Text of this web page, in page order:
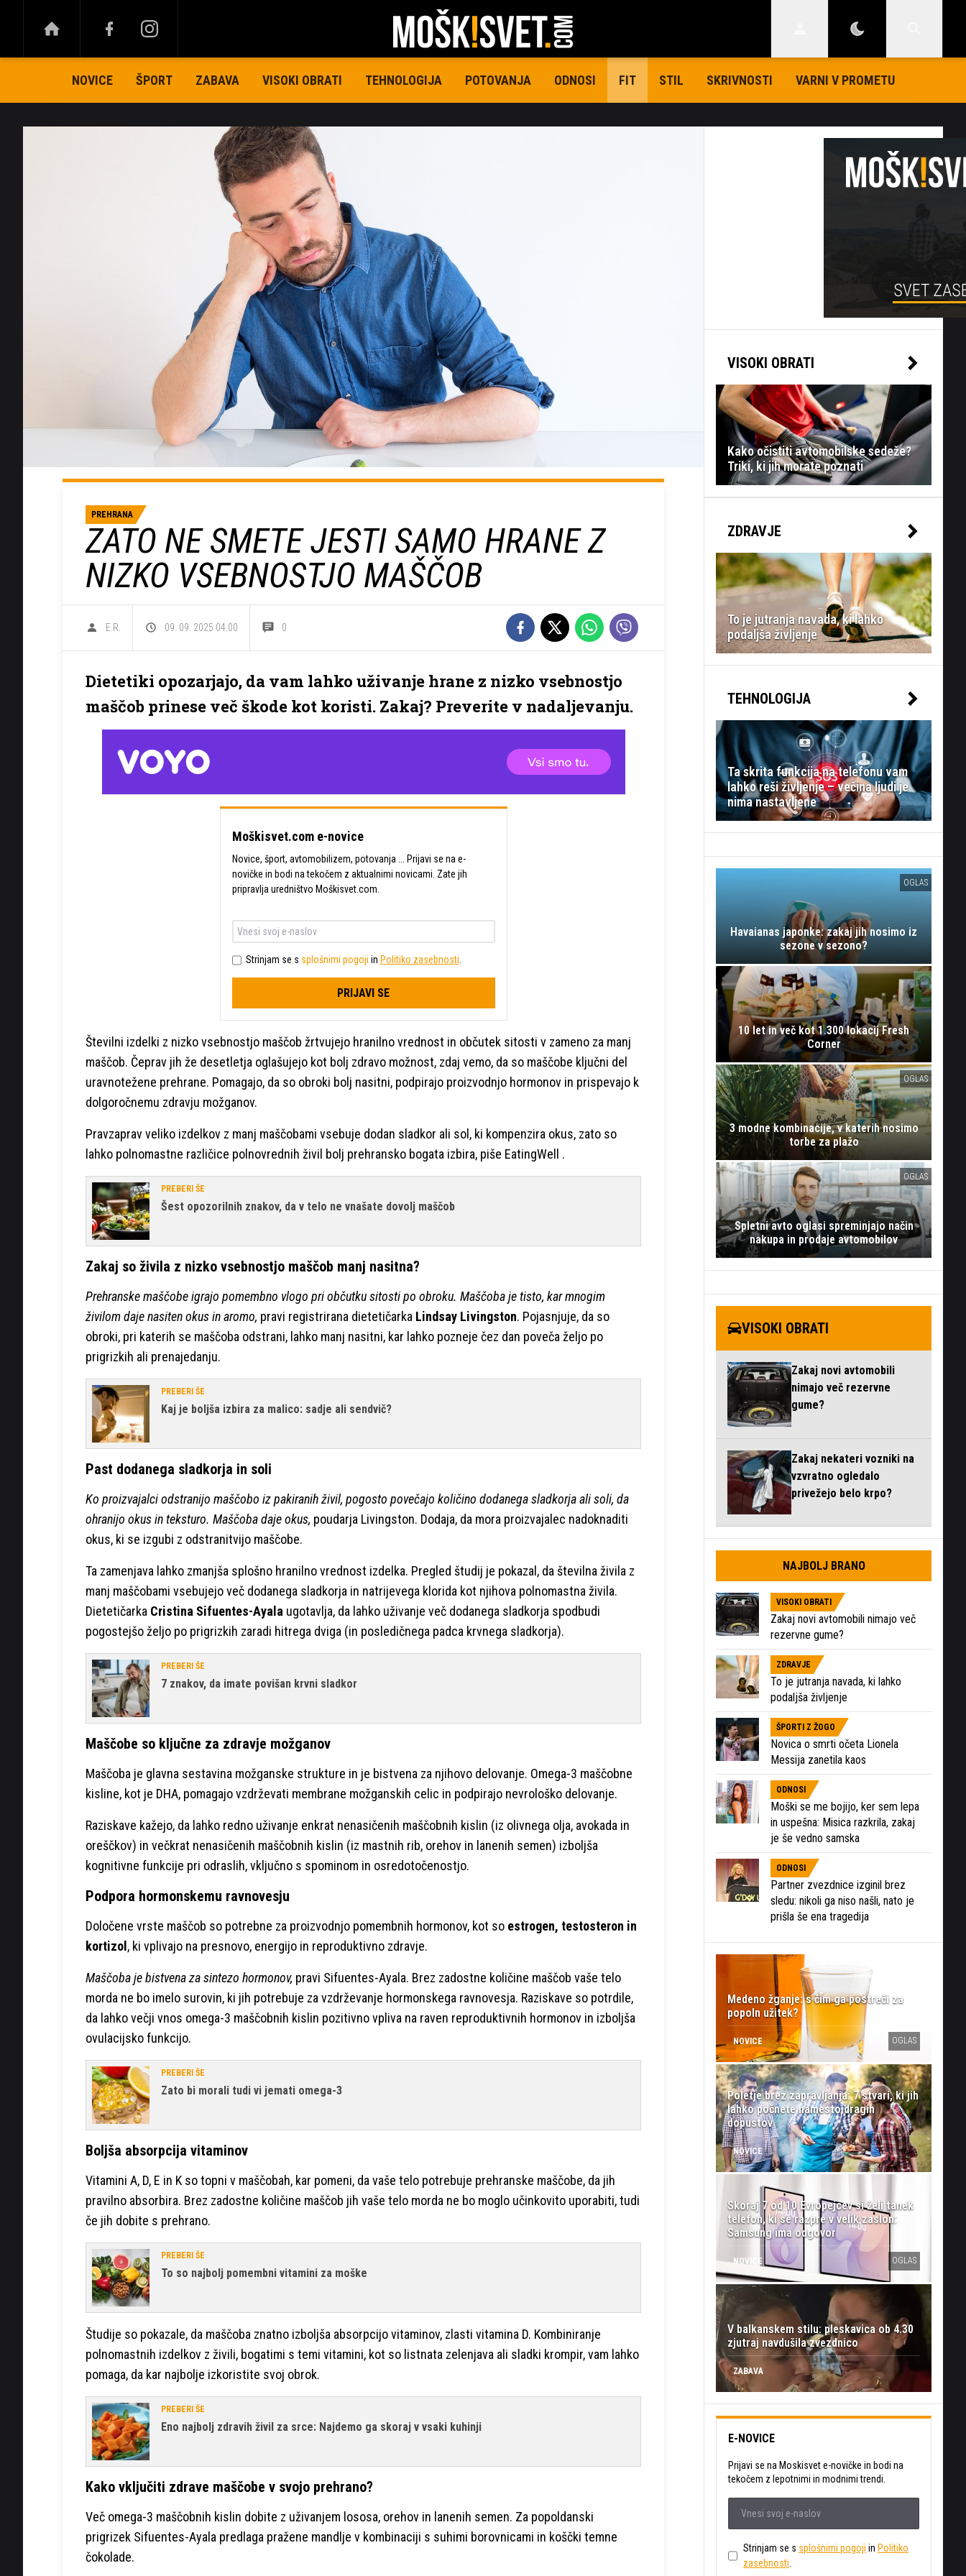
NOVICE ŠPORT ZABAVA VISOKI OBRATI TEHNOLOGIJA POTOVANJA ODNOSI FIT STIL SKRIVNOSTI VARNI V PROMETU
PREHRANA
ZATO NE SMETE JESTI SAMO HRANE Z
NIZKO VSEBNOSTJO MAŠČOB
E.R. 09. 09. 2025 04.00 0
Dietetiki opozarjajo, da vam lahko uživanje hrane z nizko vsebnostjo
maščob prinese več škode kot koristi. Zakaj? Preverite v nadaljevanju.
Moškisvet.com e-novice
Novice, šport, avtomobilizem, potovanja ... Prijavi se na e-
novičke in bodi na tekočem z aktualnimi novicami. Zate jih
pripravlja uredništvo Moškisvet.com.
Strinjam se s splošnimi pogoji in Politiko zasebnosti
PRIJAVI SE
Številni izdelki z nizko vsebnostjo maščob žrtvujejo hranilno vrednost in občutek sitosti v zameno za manj
maščob. Čeprav jih že desetletja oglašujejo kot bolj zdravo možnost, zdaj vemo, da so maščobe ključni del
uravnotežene prehrane. Pomagajo, da so obroki bolj nasitni, podpirajo proizvodnjo hormonov in prispevajo k
dolgoročnemu zdravju možganov.
Pravzaprav veliko izdelkov z manj maščobami vsebuje dodan sladkor ali sol, ki kompenzira okus, zato so
lahko polnomastne različice polnovrednih živil bolj prehransko bogata izbira, piše EatingWell .
PREBERI ŠE
Šest opozorilnih znakov, da v telo ne vnašate dovolj maščob
Zakaj so živila z nizko vsebnostjo maščob manj nasitna?
Prehranske maščobe igrajo pomembno vlogo pri občutku sitosti po obroku. Maščoba je tisto, kar mnogim
živilom daje nasiten okus in aromo, pravi registrirana dietetičarka Lindsay Livingston. Pojasnjuje, da so
obroki, pri katerih se maščoba odstrani, lahko manj nasitni, kar lahko pozneje čez dan poveča željo po
prigrizkih ali prenajedanju.
PREBERI ŠE
Kaj je boljša izbira za malico: sadje ali sendvič?
Past dodanega sladkorja in soli
Ko proizvajalci odstranijo maščobo iz pakiranih živil, pogosto povečajo količino dodanega sladkorja ali soli, da
ohranijo okus in teksturo. Maščoba daje okus, poudarja Livingston. Dodaja, da mora proizvajalec nadoknaditi
okus, ki se izgubi z odstranitvijo maščobe.
Ta zamenjava lahko zmanjša splošno hranilno vrednost izdelka. Pregled študij je pokazal, da številna živila z
manj maščobami vsebujejo več dodanega sladkorja in natrijevega klorida kot njihova polnomastna živila.
Dietetičarka Cristina Sifuentes-Ayala ugotavlja, da lahko uživanje več dodanega sladkorja spodbudi
pogostejšo željo po prigrizkih zaradi hitrega dviga (in posledičnega padca krvnega sladkorja).
PREBERI ŠE
7 znakov, da imate povišan krvni sladkor
Maščobe so ključne za zdravje možganov
Maščoba je glavna sestavina možganske strukture in je bistvena za njihovo delovanje. Omega-3 maščobne
kisline, kot je DHA, pomagajo vzdrževati membrane možganskih celic in podpirajo nevrološko delovanje.
Raziskave kažejo, da lahko redno uživanje enkrat nenasičenih maščobnih kislin (iz olivnega olja, avokada in
oreščkov) in večkrat nenasičenih maščobnih kislin (iz mastnih rib, orehov in lanenih semen) izboljša
kognitivne funkcije pri odraslih, vključno s spominom in osredotočenostjo.
Podpora hormonskemu ravnovesju
Določene vrste maščob so potrebne za proizvodnjo pomembnih hormonov, kot so estrogen, testosteron in
kortizol, ki vplivajo na presnovo, energijo in reproduktivno zdravje.
Maščoba je bistvena za sintezo hormonov, pravi Sifuentes-Ayala. Brez zadostne količine maščob vaše telo
morda ne bo imelo surovin, ki jih potrebuje za vzdrževanje hormonskega ravnovesja. Raziskave so potrdile,
da lahko večji vnos omega-3 maščobnih kislin pozitivno vpliva na raven reproduktivnih hormonov in izboljša
ovulacijsko funkcijo.
PREBERI ŠE
Zato bi morali tudi vi jemati omega-3
Boljša absorpcija vitaminov
Vitamini A, D, E in K so topni v maščobah, kar pomeni, da vaše telo potrebuje prehranske maščobe, da jih
pravilno absorbira. Brez zadostne količine maščob jih vaše telo morda ne bo moglo učinkovito uporabiti, tudi
če jih dobite s prehrano.
PREBERI ŠE
To so najbolj pomembni vitamini za moške
Študije so pokazale, da maščoba znatno izboljša absorpcijo vitaminov, zlasti vitamina D. Kombiniranje
polnomastnih izdelkov z živili, bogatimi s temi vitamini, kot so listnata zelenjava ali sladki krompir, vam lahko
pomaga, da kar najbolje izkoristite svoj obrok.
PREBERI ŠE
Eno najbolj zdravih živil za srce: Najdemo ga skoraj v vsaki kuhinji
Kako vključiti zdrave maščobe v svojo prehrano?
Več omega-3 maščobnih kislin dobite z uživanjem lososa, orehov in lanenih semen. Za popoldanski
prigrizek Sifuentes-Ayala predlaga pražene mandlje v kombinaciji s suhimi borovnicami in koščki temne
čokolade.
VISOKI OBRATI
Kako očistiti avtomobilske sedeže?
Triki, ki jih morate poznati
ZDRAVJE
To je jutranja navada, ki lahko
podaljša življenje
TEHNOLOGIJA
Ta skrita funkcija na telefonu vam
lahko reši življenje – večina ljudi je
nima nastavljene
OGLAS
Havaianas japonke: zakaj jih nosimo iz
sezone v sezono?
10 let in več kot 1.300 lokacij Fresh
Corner
OGLAS
3 modne kombinacije, v katerih nosimo
torbe za plažo
OGLAS
Spletni avto oglasi spreminjajo način
nakupa in prodaje avtomobilov
VISOKI OBRATI
Zakaj novi avtomobili
nimajo več rezervne
gume?
Zakaj nekateri vozniki na
vzvratno ogledalo
privežejo belo krpo?
NAJBOLJ BRANO
VISOKI OBRATI
Zakaj novi avtomobili nimajo več
rezervne gume?
ZDRAVJE
To je jutranja navada, ki lahko
podaljša življenje
ŠPORTI Z ŽOGO
Novica o smrti očeta Lionela
Messija zanetila kaos
ODNOSI
Moški se me bojijo, ker sem lepa
in uspešna: Misica razkrila, zakaj
je še vedno samska
ODNOSI
Partner zvezdnice izginil brez
sledu: nikoli ga niso našli, nato je
prišla še ena tragedija
Medeno žganje: s čim ga postreči za
popoln užitek?
NOVICE OGLAS
Poletje brez zapravljanja: 7 stvari, ki jih
lahko počnete namesto dragih
dopustov
NOVICE
Skoraj 7 od 10 Evropejcev si želi tanek
telefon, ki se razpre v velik zaslon:
Samsung ima odgovor
NOVICE OGLAS
V balkanskem stilu: pleskavica ob 4.30
zjutraj navdušila zvezdnico
ZABAVA
E-NOVICE
Prijavi se na Moskisvet e-novičke in bodi na
tekočem z lepotnimi in modnimi trendi.
Strinjam se s splošnimi pogoji in Politiko
zasebnosti